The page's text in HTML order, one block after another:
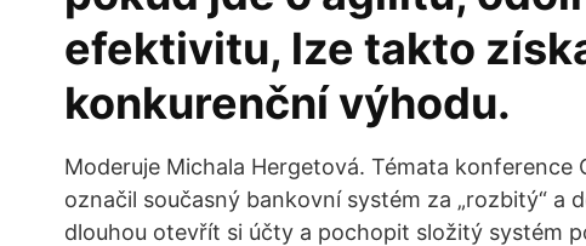
efektivitu, lze takto
konkurenční výhodu.
Moderuje Michala Hergetová. Témata konference
označil současný bankovní systém za „rozbitý“ a
dlouhou otevřít si účty a pochopit složitý systém